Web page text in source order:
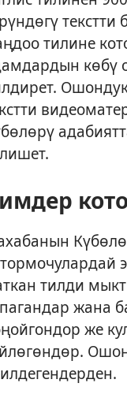
тилине
көбү
тилди
жана
же